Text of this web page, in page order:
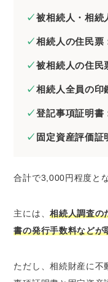
被相続人・相続
相続人の住民票
被相続人の住民
相続人全員の印
登記事項証明書
固定資産評価証
合計で3,000円程度と
主には、相続人調査の
書の発行手数料などが
ただし、相続財産に不